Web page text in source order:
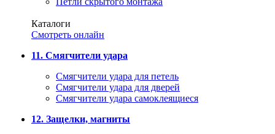
Каталоги
Смотреть онлайн
11. Смягчители удара
Смягчители удара для петель
Смягчители удара для дверей
Cмягчители удара самоклеящиеся
12. Защелки, магниты